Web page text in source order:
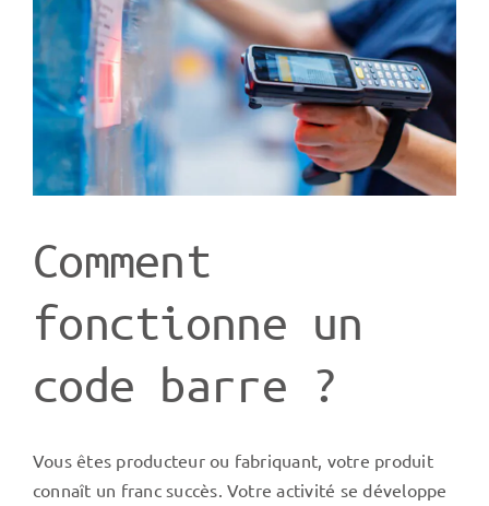
Comment
fonctionne un
code barre ?
Vous êtes producteur ou fabriquant, votre produit
connaît un franc succès. Votre activité se développe